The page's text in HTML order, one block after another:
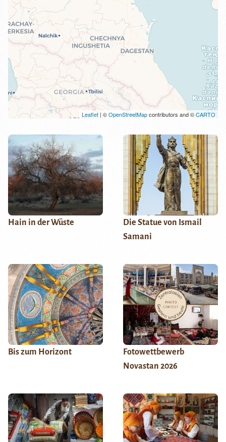
Leaflet| ©OpenStreetMapcontributors and ©CARTO
Hain in der Wüste
Die Statue von Ismail
Samani
Bis zum Horizont
Fotowettbewerb
Novastan 2026